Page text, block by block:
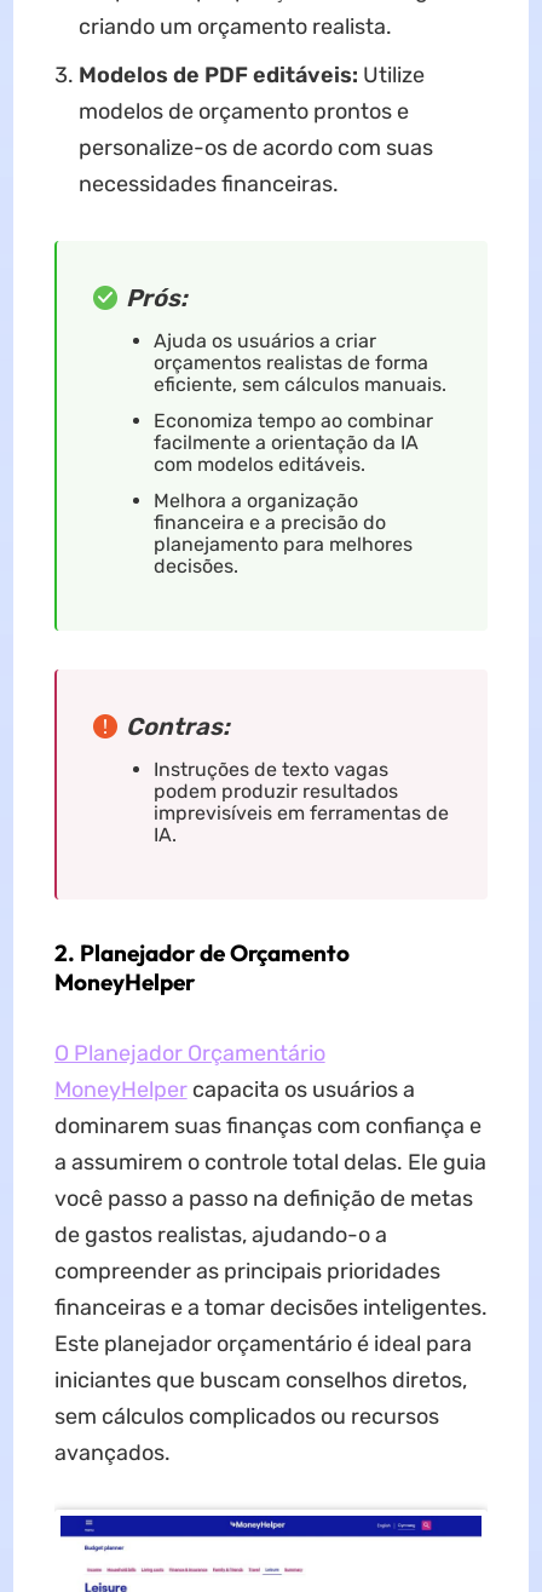
criando um orçamento realista.
Modelos de PDF editáveis: Utilize
modelos de orçamento prontos e
personalize-os de acordo com suas
necessidades financeiras.
Prós:
Ajuda os usuários a criar
orçamentos realistas de forma
eficiente, sem cálculos manuais.
Economiza tempo ao combinar
facilmente a orientação da IA ​​
com modelos editáveis.
Melhora a organização
financeira e a precisão do
planejamento para melhores
decisões.
Contras:
Instruções de texto vagas
podem produzir resultados
imprevisíveis em ferramentas de
IA.
2. Planejador de Orçamento
MoneyHelper
O Planejador Orçamentário
MoneyHelpercapacita os usuários a
dominarem suas finanças com confiança e
a assumirem o controle total delas. Ele guia
você passo a passo na definição de metas
de gastos realistas, ajudando-o a
compreender as principais prioridades
financeiras e a tomar decisões inteligentes.
Este planejador orçamentário é ideal para
iniciantes que buscam conselhos diretos,
sem cálculos complicados ou recursos
avançados.